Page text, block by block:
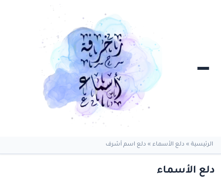
الرئيسية » دلع الأسماء » دلع اسم أشرف
دلع الأسماء